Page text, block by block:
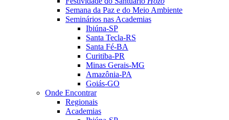
Semana da Paz e do Meio Ambiente
Seminários nas Academias
Ibiúna-SP
Santa Tecla-RS
Santa Fé-BA
Curitiba-PR
Minas Gerais-MG
Amazônia-PA
Goiás-GO
Onde Encontrar
Regionais
Academias